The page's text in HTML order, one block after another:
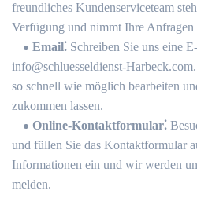
freundliches Kundenserviceteam
Verfügung und nimmt Ihre Anfragen
Email⁚ Schreiben Sie uns eine
info@schluesseldienst-
so schnell wie möglich bearbeiten
zukommen lassen.​
Online-Kontaktformular⁚
und füllen Sie das Kontaktformular
Informationen ein und wir werden
melden.